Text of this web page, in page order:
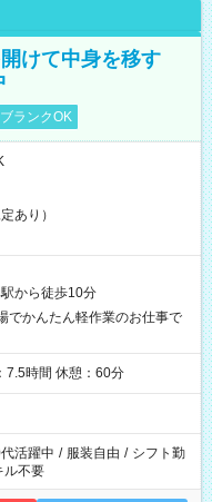
けて中身を移す
ブランクOK
あり）
から徒歩10分
でかんたん軽作業のお仕事で
7.5時間 休憩：60分
活躍中 / 服装自由 / シフト勤
ル不要